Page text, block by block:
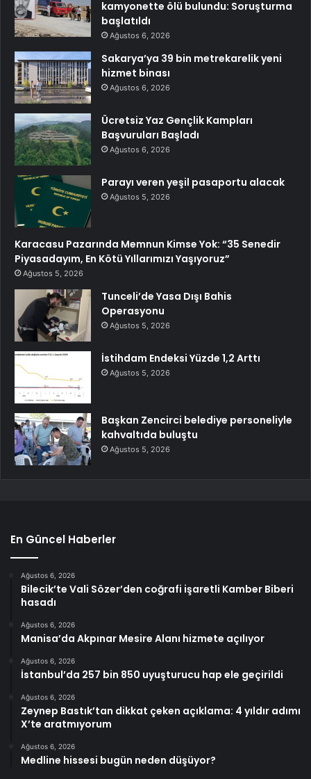
kamyonette ölü bulundu: Soruşturma
başlatıldı
Ağustos 6, 2026
Sakarya’ya 39 bin metrekarelik yeni
hizmet binası
Ağustos 6, 2026
Ücretsiz Yaz Gençlik Kampları
Başvuruları Başladı
Ağustos 6, 2026
Parayı veren yeşil pasaportu alacak
Ağustos 5, 2026
Karacasu Pazarında Memnun Kimse Yok: “35 Senedir
Piyasadayım, En Kötü Yıllarımızı Yaşıyoruz”
Ağustos 5, 2026
Tunceli’de Yasa Dışı Bahis
Operasyonu
Ağustos 5, 2026
İstihdam Endeksi Yüzde 1,2 Arttı
Ağustos 5, 2026
Başkan Zencirci belediye personeliyle
kahvaltıda buluştu
Ağustos 5, 2026
En Güncel Haberler
Ağustos 6, 2026
Bilecik’te Vali Sözer’den coğrafi işaretli Kamber Biberi
hasadı
Ağustos 6, 2026
Manisa’da Akpınar Mesire Alanı hizmete açılıyor
Ağustos 6, 2026
İstanbul’da 257 bin 850 uyuşturucu hap ele geçirildi
Ağustos 6, 2026
Zeynep Bastık’tan dikkat çeken açıklama: 4 yıldır adımı
X’te aratmıyorum
Ağustos 6, 2026
Medline hissesi bugün neden düşüyor?